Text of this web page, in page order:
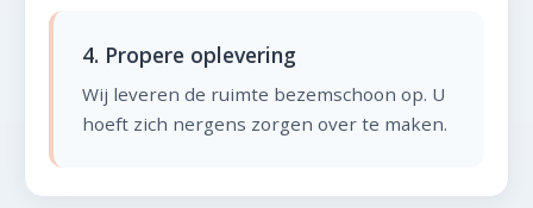
4. Propere oplevering
Wij leveren de ruimte bezemschoon op. U
hoeft zich nergens zorgen over te maken.